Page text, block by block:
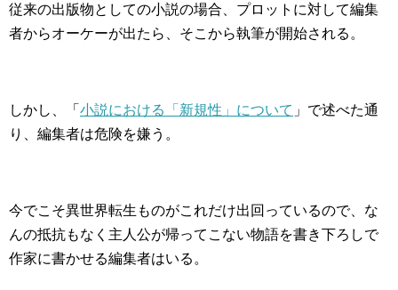
従来の出版物としての小説の場合、プロットに対して編集
者からオーケーが出たら、そこから執筆が開始される。
しかし、「 小説における「新規性」について 」で述べた通
り、編集者は危険を嫌う。
今でこそ異世界転生ものがこれだけ出回っているので、な
んの抵抗もなく主人公が帰ってこない物語を書き下ろしで
作家に書かせる編集者はいる。